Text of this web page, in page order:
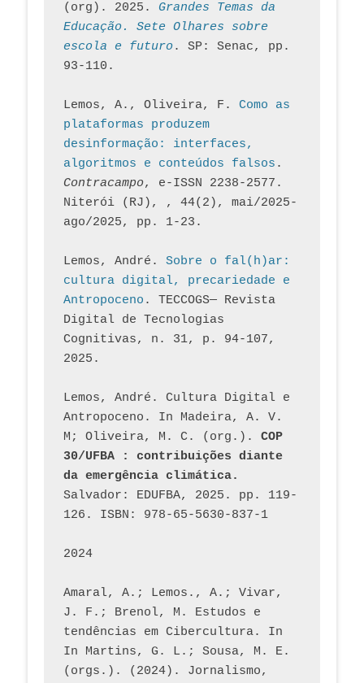
(org). 2025. Grandes Temas da
Educação. Sete Olhares sobre
escola e futuro. SP: Senac, pp.
93-110.
Lemos, A., Oliveira, F. Como as
plataformas produzem
desinformação: interfaces,
algoritmos e conteúdos falsos
Contracampo, e-ISSN 2238-2577.
Niterói (RJ), , 44(2), mai/2025-
ago/2025, pp. 1-23.
Lemos, André. Sobre o fal(h)ar:
cultura digital, precariedade e
Antropoceno . TECCOGS— Revista
Digital de Tecnologias
Cognitivas, n. 31, p. 94-107,
2025.
Lemos, André. Cultura Digital e
Antropoceno. In Madeira, A. V.
M; Oliveira, M. C. (org.). COP
30/UFBA : contribuições diante
da emergência climática.
Salvador: EDUFBA, 2025. pp. 119-
126. ISBN: 978-65-5630-837-1
2024
Amaral, A.; Lemos., A.; Vivar,
J. F.; Brenol, M. Estudos e
tendências em Cibercultura. In
In Martins, G. L.; Sousa, M. E.
(orgs.). (2024). Jornalismo,